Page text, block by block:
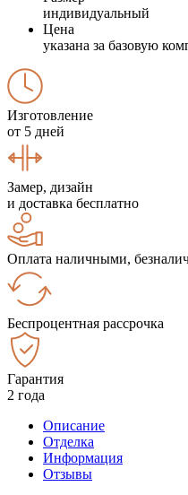
индивидуальный
Цена
указана за базовую
Изготовление
от 5 дней
Замер, дизайн
и доставка бесплатно
Оплата наличными,
Беспроцентная рассрочка
Гарантия
2 года
Описание
Отделка
Информация
Отзывы